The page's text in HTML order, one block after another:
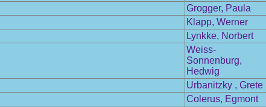
Grogger, Paula
Klapp, Werner
Lynkke, Norbert
Weiss-
Sonnenburg,
Hedwig
Urbanitzky , Grete
Colerus, Egmont